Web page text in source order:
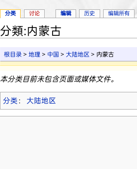
分類:内蒙古
根目录 >地理 > 中国 >大陆地区 > 内蒙古
本分类目前未包含页面或媒体文件。
分类 ： 大陆地区
分类 讨论 编辑 历史 编辑所有